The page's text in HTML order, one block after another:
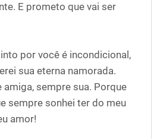
E prometo que vai ser
por você é incondicional,
sua eterna namorada.
amiga, sempre sua. Porque
sempre sonhei ter do meu
amor!